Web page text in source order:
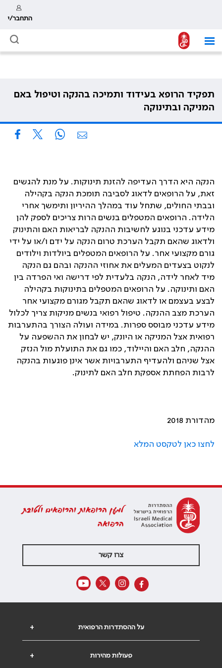
התחבר/י
תפקיד הרופא בעידוד ותמיכה בהנקה וטיפול באם
המניקה ובתינוקה
הנקה היא הדרך העדיפה להזנת תינוקות. על מנת להגשים
זאת, על הרופאים לדאוג לסביבה תומכת הנקה בקהילה
ובבתי החולים, שתחל עוד במהלך ההיריון ותימשך אחרי
הלידה. הרופאים המטפלים בנשים הרות צריכים לספק להן
מידע עדכני בנוגע לחשיבות ההנקה לבריאות האם והתינוק
ולדאוג שהאם תקבל הערכת טרום הנקה על ידם ו/או על ידי
גורם מקצועי אחר. על הרופאים המטפלים ביולדות וילודים
לנקוט בצעדים המעלים את אחוזי ההנקה ובהם גם הנקה
מיד לאחר לידה, הנקה בלעדית לפי דרישה ואי הפרדה בין
האם ותינוקה. על הרופאים המטפלים בתינוקות בקהילה
לבצע בעצמם או לדאוג שהאם תקבל מגורם מקצועי אחר
הערכת מצב ההנקה. טיפול רפואי בנשים מניקות צריך לכלול
מידע עדכני מבוסס ספרות. במידה ועולה הצורך בהתערבות
רפואית אצל המניקה או היונק, יש לבחון את ההשפעה על
ההנקה, חלב האם והיילוד, כמו גם את התועלת מול הנזק
אצל שניהם ולהעדיף התערבויות אשר אינן פוגעות בהנקה
לרבות הפחתת אספקת חלב האם לתינוק.
מהדורת 2018
לחצו כאן לטקסט המלא
למען הרופאות והרופאים ולטובת
הרפואה
צרו קשר
+ על ההסתדרות הרפואית
+ פעולות מהירות